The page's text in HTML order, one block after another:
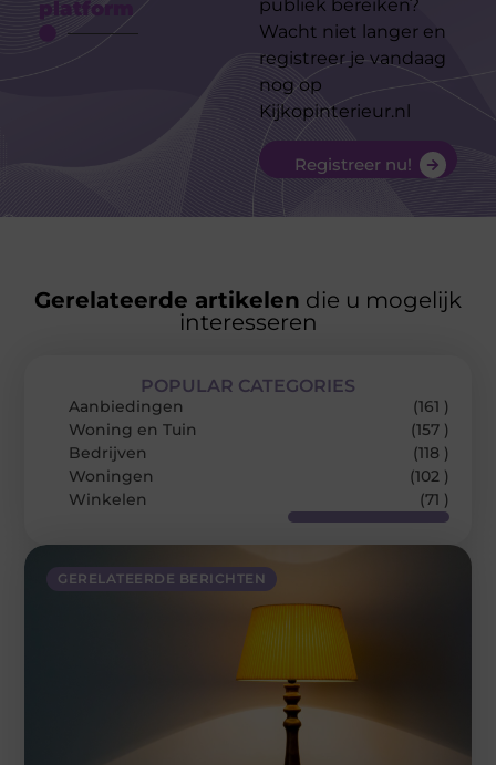
platform
publiek bereiken?
Wacht niet langer en
registreer je vandaag
nog op
Kijkopinterieur.nl
Registreer nu!
Gerelateerde artikelen die u mogelijk
interesseren
GERELATEERDE BERICHTEN
POPULAR CATEGORIES
Aanbiedingen
(161 )
Woning en Tuin
(157 )
Bedrijven
(118 )
Woningen
(102 )
Winkelen
(71 )